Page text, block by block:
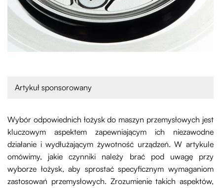
Artykuł sponsorowany
Wybór odpowiednich łożysk do maszyn przemysłowych jest
kluczowym aspektem zapewniającym ich niezawodne
działanie i wydłużającym żywotność urządzeń. W artykule
omówimy, jakie czynniki należy brać pod uwagę przy
wyborze łożysk, aby sprostać specyficznym wymaganiom
zastosowań przemysłowych. Zrozumienie takich aspektów,